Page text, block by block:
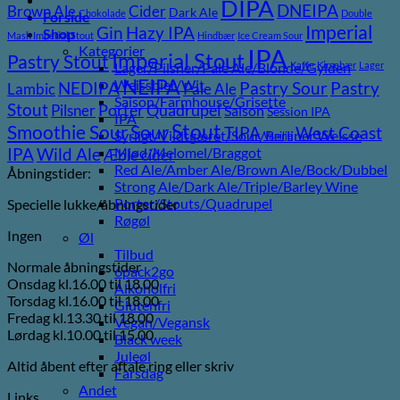
Forside
Shop
Kategorier
Lager/Pilsner/Pale Ale/Blonde/Gylden
Weissbier/Wit
Saison/Farmhouse/Grisette
IPA
Syrligt/Vildtgæret/Sour/Berliner Weisse
Mjød/Melomel/Braggot
Red Ale/Amber Ale/Brown Ale/Bock/Dubbel
Strong Ale/Dark Ale/Triple/Barley Wine
Porter/Stouts/Quadrupel
Røgøl
Øl
Tilbud
6pack2go
Alkoholfri
Glutenfri
Vegan/Vegansk
Black week
Juleøl
Farsdag
Andet
Brown Ale Chokolade Cider Dark Ale DIPA DNEIPA Double
Mash Imperial Stout Gin Hazy IPA Hindbær Ice Cream Sour Imperial
Pastry StoutImperial StoutIPA Kaffe Kirsebær Lager
LambicNEDIPANEIPAPale Ale Pastry Sour Pastry
StoutPilsnerPorterQuadrupelSaisonSession IPA
Smoothie SourSourStoutTIPA Vanilje West Coast
IPAWild AleÆble cider
Åbningstider:
Specielle lukke/åbningstider
Ingen
Normale åbningstider
Onsdag kl.16.00 til 18.00
Torsdag kl.16.00 til 18.00
Fredag kl.13.30 til 18.00
Lørdag kl.10.00 til 15.00
Altid åbent efter aftale ring eller skriv